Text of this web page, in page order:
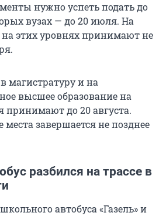
нужно успеть подать до
вузах — до 20 июля. На
на этих уровнях принимают не
магистратуру и на
высшее образование на
принимают до 20 августа.
завершается не позднее
разбился на трассе в
автобуса «Газель» и